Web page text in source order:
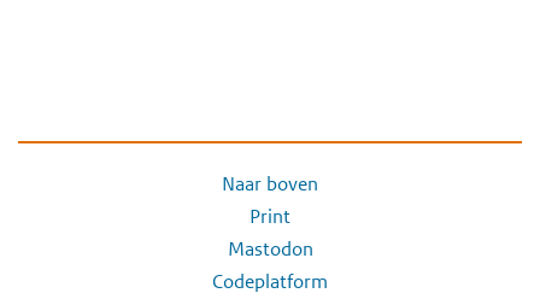
Naar boven
Print
Mastodon
Codeplatform